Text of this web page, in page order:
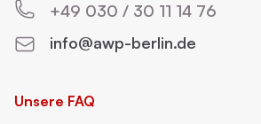
+49 030 / 30 11 14 76
info@awp-berlin.de
Unsere FAQ